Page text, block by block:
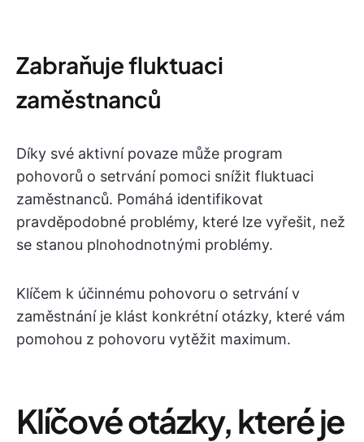
Zabraňuje fluktuaci
zaměstnanců
Díky své aktivní povaze může program
pohovorů o setrvání pomoci snížit fluktuaci
zaměstnanců. Pomáhá identifikovat
pravděpodobné problémy, které lze vyřešit, než
se stanou plnohodnotnými problémy.
Klíčem k účinnému pohovoru o setrvání v
zaměstnání je klást konkrétní otázky, které vám
pomohou z pohovoru vytěžit maximum.
Klíčové otázky, které je